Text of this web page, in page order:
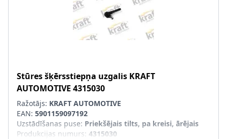
Stūres šķērsstiepņa uzgalis KRAFT
AUTOMOTIVE 4315030
Ražotājs: KRAFT AUTOMOTIVE
EAN: 5901159097192
Uzstādīšanas puse: Priekšējais tilts, pa kreisi, ārējais
Produkcijas numurs: 4315030